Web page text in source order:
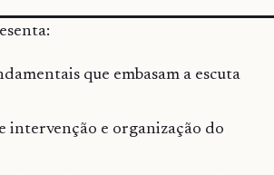
que embasam a escuta
intervenção e organização do